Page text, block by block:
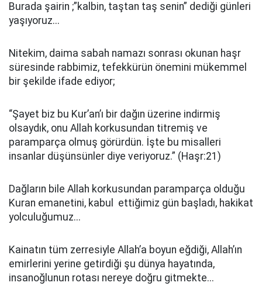
Burada şairin ;”kalbin, taştan taş senin” dediği günleri
yaşıyoruz...
Nitekim, daima sabah namazı sonrası okunan haşr
süresinde rabbimiz, tefekkürün önemini mükemmel
bir şekilde ifade ediyor;
“Şayet biz bu Kur’an’ı bir dağın üzerine indirmiş
olsaydık, onu Allah korkusundan titremiş ve
paramparça olmuş görürdün. İşte bu misalleri
insanlar düşünsünler diye veriyoruz.” (Haşr:21)
Dağların bile Allah korkusundan paramparça olduğu
Kuran emanetini, kabul ettiğimiz gün başladı, hakikat
yolculuğumuz...
Kainatın tüm zerresiyle Allah’a boyun eğdiği, Allah’ın
emirlerini yerine getirdiği şu dünya hayatında,
insanoğlunun rotası nereye doğru gitmekte...